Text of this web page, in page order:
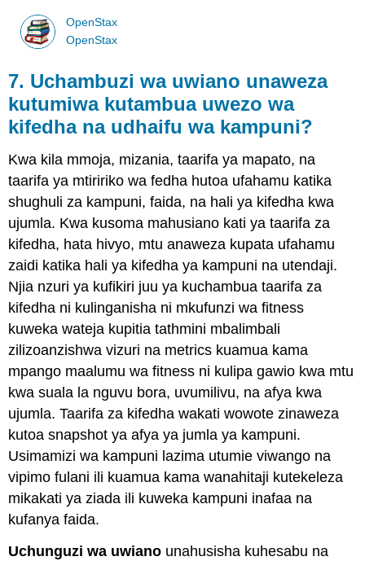
OpenStax
OpenStax
7. Uchambuzi wa uwiano unaweza
kutumiwa kutambua uwezo wa
kifedha na udhaifu wa kampuni?
Kwa kila mmoja, mizania, taarifa ya mapato, na
taarifa ya mtiririko wa fedha hutoa ufahamu katika
shughuli za kampuni, faida, na hali ya kifedha kwa
ujumla. Kwa kusoma mahusiano kati ya taarifa za
kifedha, hata hivyo, mtu anaweza kupata ufahamu
zaidi katika hali ya kifedha ya kampuni na utendaji.
Njia nzuri ya kufikiri juu ya kuchambua taarifa za
kifedha ni kulinganisha ni mkufunzi wa fitness
kuweka wateja kupitia tathmini mbalimbali
zilizoanzishwa vizuri na metrics kuamua kama
mpango maalumu wa fitness ni kulipa gawio kwa mtu
kwa suala la nguvu bora, uvumilivu, na afya kwa
ujumla. Taarifa za kifedha wakati wowote zinaweza
kutoa snapshot ya afya ya jumla ya kampuni.
Usimamizi wa kampuni lazima utumie viwango na
vipimo fulani ili kuamua kama wanahitaji kutekeleza
mikakati ya ziada ili kuweka kampuni inafaa na
kufanya faida.
Uchunguzi wa uwiano unahusisha kuhesabu na